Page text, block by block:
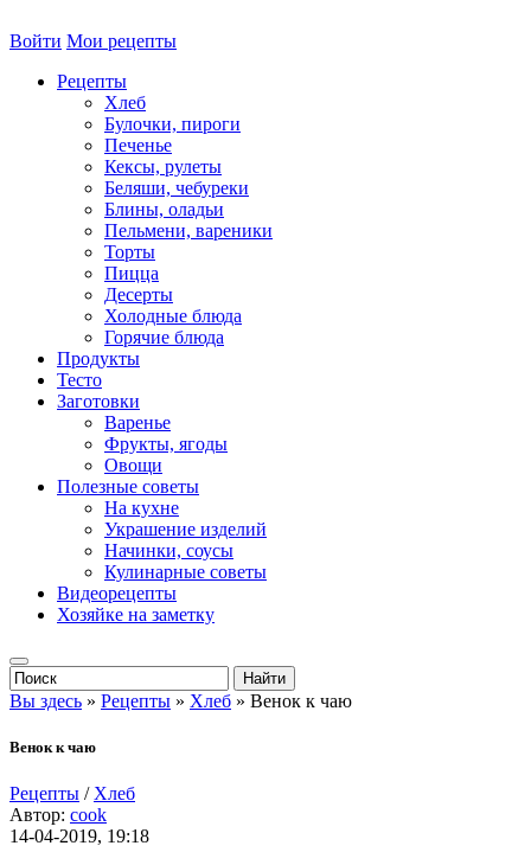
Войти Мои рецепты
Рецепты
Хлеб
Булочки, пироги
Печенье
Кексы, рулеты
Беляши, чебуреки
Блины, оладьи
Пельмени, вареники
Торты
Пицца
Десерты
Холодные блюда
Горячие блюда
Продукты
Тесто
Заготовки
Варенье
Фрукты, ягоды
Овощи
Полезные советы
На кухне
Украшение изделий
Начинки, соусы
Кулинарные советы
Видеорецепты
Хозяйке на заметку
Вы здесь » Рецепты » Хлеб » Венок к чаю
Венок к чаю
Рецепты / Хлеб
Автор: cook
14-04-2019, 19:18